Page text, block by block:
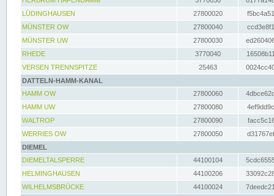
LÜDINGHAUSEN
27800020
MÜNSTER OW
27800040
MÜNSTER UW
27800030
RHEDE
3770040
VERSEN TRENNSPITZE
25463
DATTELN-HAMM-KANAL
HAMM OW
27800060
HAMM UW
27800080
WALTROP
27800090
WERRIES OW
27800050
DIEMEL
DIEMELTALSPERRE
44100104
HELMINGHAUSEN
44100206
WILHELMSBRÜCKE
44100024